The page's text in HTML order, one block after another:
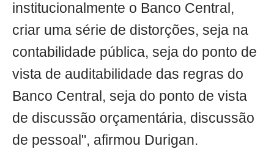
institucionalmente o Banco Central,
criar uma série de distorções, seja na
contabilidade pública, seja do ponto de
vista de auditabilidade das regras do
Banco Central, seja do ponto de vista
de discussão orçamentária, discussão
de pessoal", afirmou Durigan.